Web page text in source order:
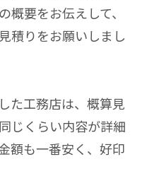
要をお伝えして、
積りをお願いしまし
た工務店は、概算見
じくらい内容が詳細
額も一番安く、好印